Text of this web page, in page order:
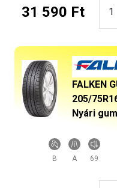
31 590 Ft
FALKEN
205/
Nyári
B A 69